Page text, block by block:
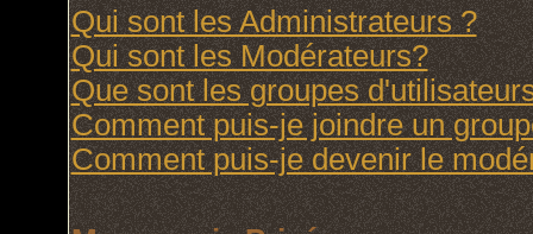
Qui sont les Administrateurs ?
Qui sont les Modérateurs?
Que sont les groupes
Comment puis-je joindre un
Comment puis-je devenir le